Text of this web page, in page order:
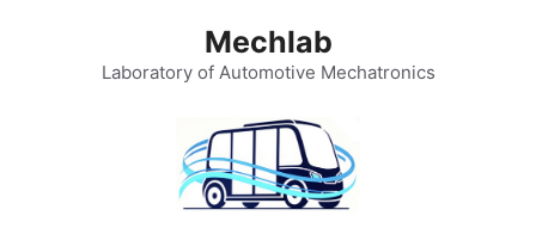
Mechlab
Laboratory of Automotive Mechatronics